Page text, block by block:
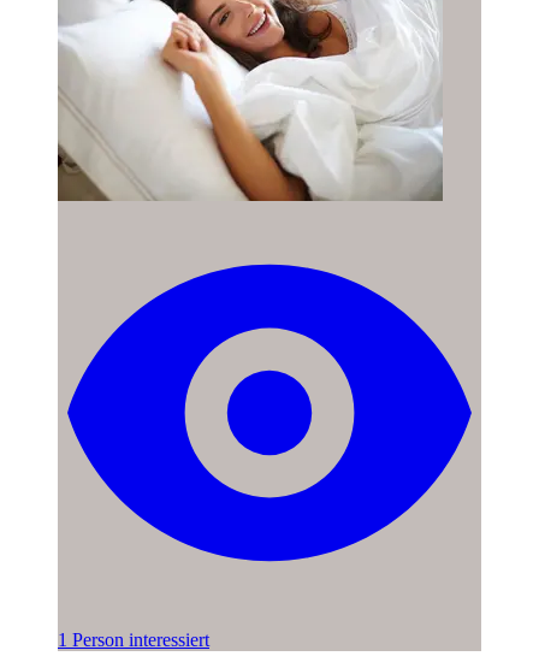
1 Person interessiert